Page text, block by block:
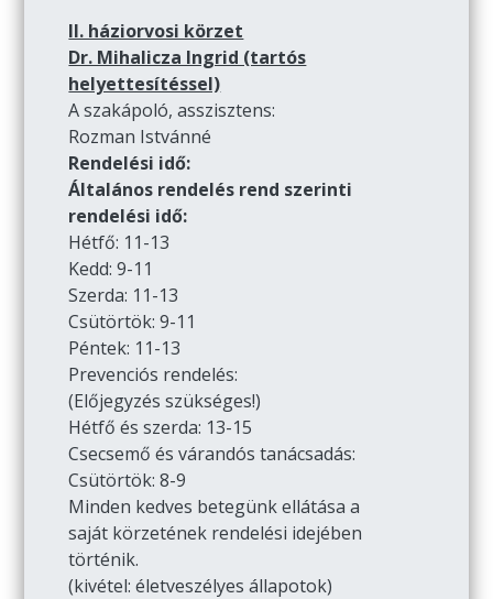
II. háziorvosi körzet
Dr. Mihalicza Ingrid (tartós
helyettesítéssel)
A szakápoló, asszisztens:
Rozman Istvánné
Rendelési idő:
Általános rendelés rend szerinti
rendelési idő:
Hétfő: 11-13
Kedd: 9-11
Szerda: 11-13
Csütörtök: 9-11
Péntek: 11-13
Prevenciós rendelés:
(Előjegyzés szükséges!)
Hétfő és szerda: 13-15
Csecsemő és várandós tanácsadás:
Csütörtök: 8-9
Minden kedves betegünk ellátása a
saját körzetének rendelési idejében
történik.
(kivétel: életveszélyes állapotok)